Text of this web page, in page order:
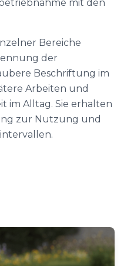
mit den
Bereiche
der
Beschriftung im
Arbeiten und
im Alltag. Sie erhalten
zur Nutzung und